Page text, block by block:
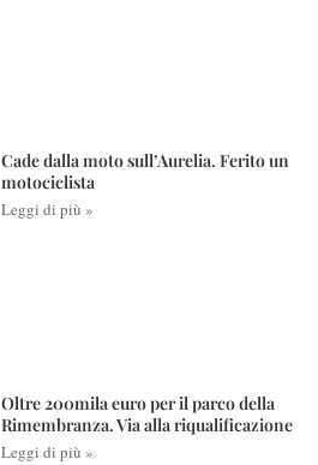
Cade dalla moto sull’Aurelia. Ferito un
motociclista
Leggi di più »
Oltre 200mila euro per il parco della
Rimembranza. Via alla riqualificazione
Leggi di più »